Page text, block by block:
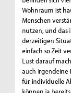
Wohnraum ist
Menschen
nutzen, und das
derzeitigen
einfach so Zeit
Lust darauf
auch irgendeine
für individuelle